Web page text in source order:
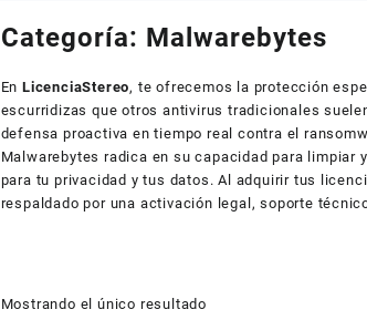
Categoría: Malwarebytes
En LicenciaStereo, te ofrecemos la protección
escurridizas que otros antivirus tradicionales
defensa proactiva en tiempo real contra el
Malwarebytes radica en su capacidad para
para tu privacidad y tus datos. Al adquirir tus
respaldado por una activación legal, soporte
Mostrando el único resultado